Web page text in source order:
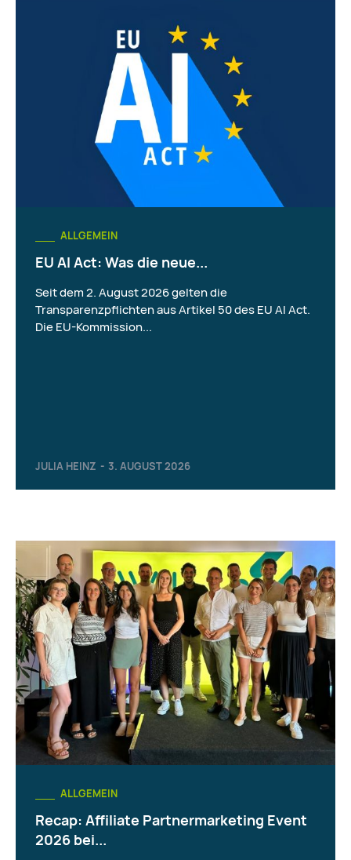
ALLGEMEIN
EU AI Act: Was die neue...
JULIA HEINZ - 3. AUGUST 2026
Seit dem 2. August 2026 gelten die
Transparenzpflichten aus Artikel 50 des EU AI Act.
Die EU-Kommission...
ALLGEMEIN
Recap: Affiliate Partnermarketing Event
2026 bei...